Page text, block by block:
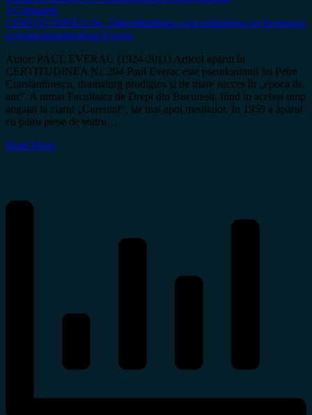
0 Comment
CERTITUDINEA Nr. 204certitudinea.comcertitudinea.rochestiunea
evreiascăortodoxPaul Everac
Autor: PAUL EVERAC (1924-2011) Articol apărut în
CERTITUDINEA Nr. 204 Paul Everac este pseudonimul lui Petre
Constantinescu, dramaturg prodigios și de mare succes în „epoca de
aur”. A urmat Facultatea de Drept din București, fiind în același timp
angajat la ziarul „Curentul”, iar mai apoi meditator. În 1959 a apărut
cu patru piese de teatru…
Read More